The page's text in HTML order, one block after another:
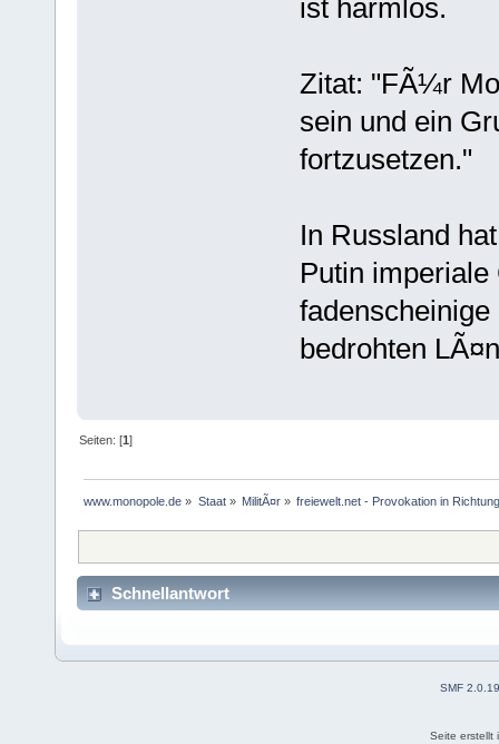
ist harmlos.
Zitat: "FÃ¼r
sein und ein
fortzusetzen."
In Russland
Putin
bedrohten
Seiten: [1]
www.monopole.de » Staat» MilitÃ¤r» freiewelt.net - Provokation in
Schnellantwort
SMF 2.0.19
Seite erstellt